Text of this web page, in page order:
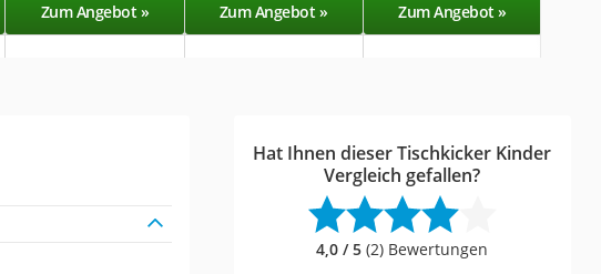
Zum Angebot » Zum Angebot » Zum Angebot »
Hat Ihnen dieser Tischkicker Kinder
Vergleich gefallen?
4,0 / 5 (2) Bewertungen